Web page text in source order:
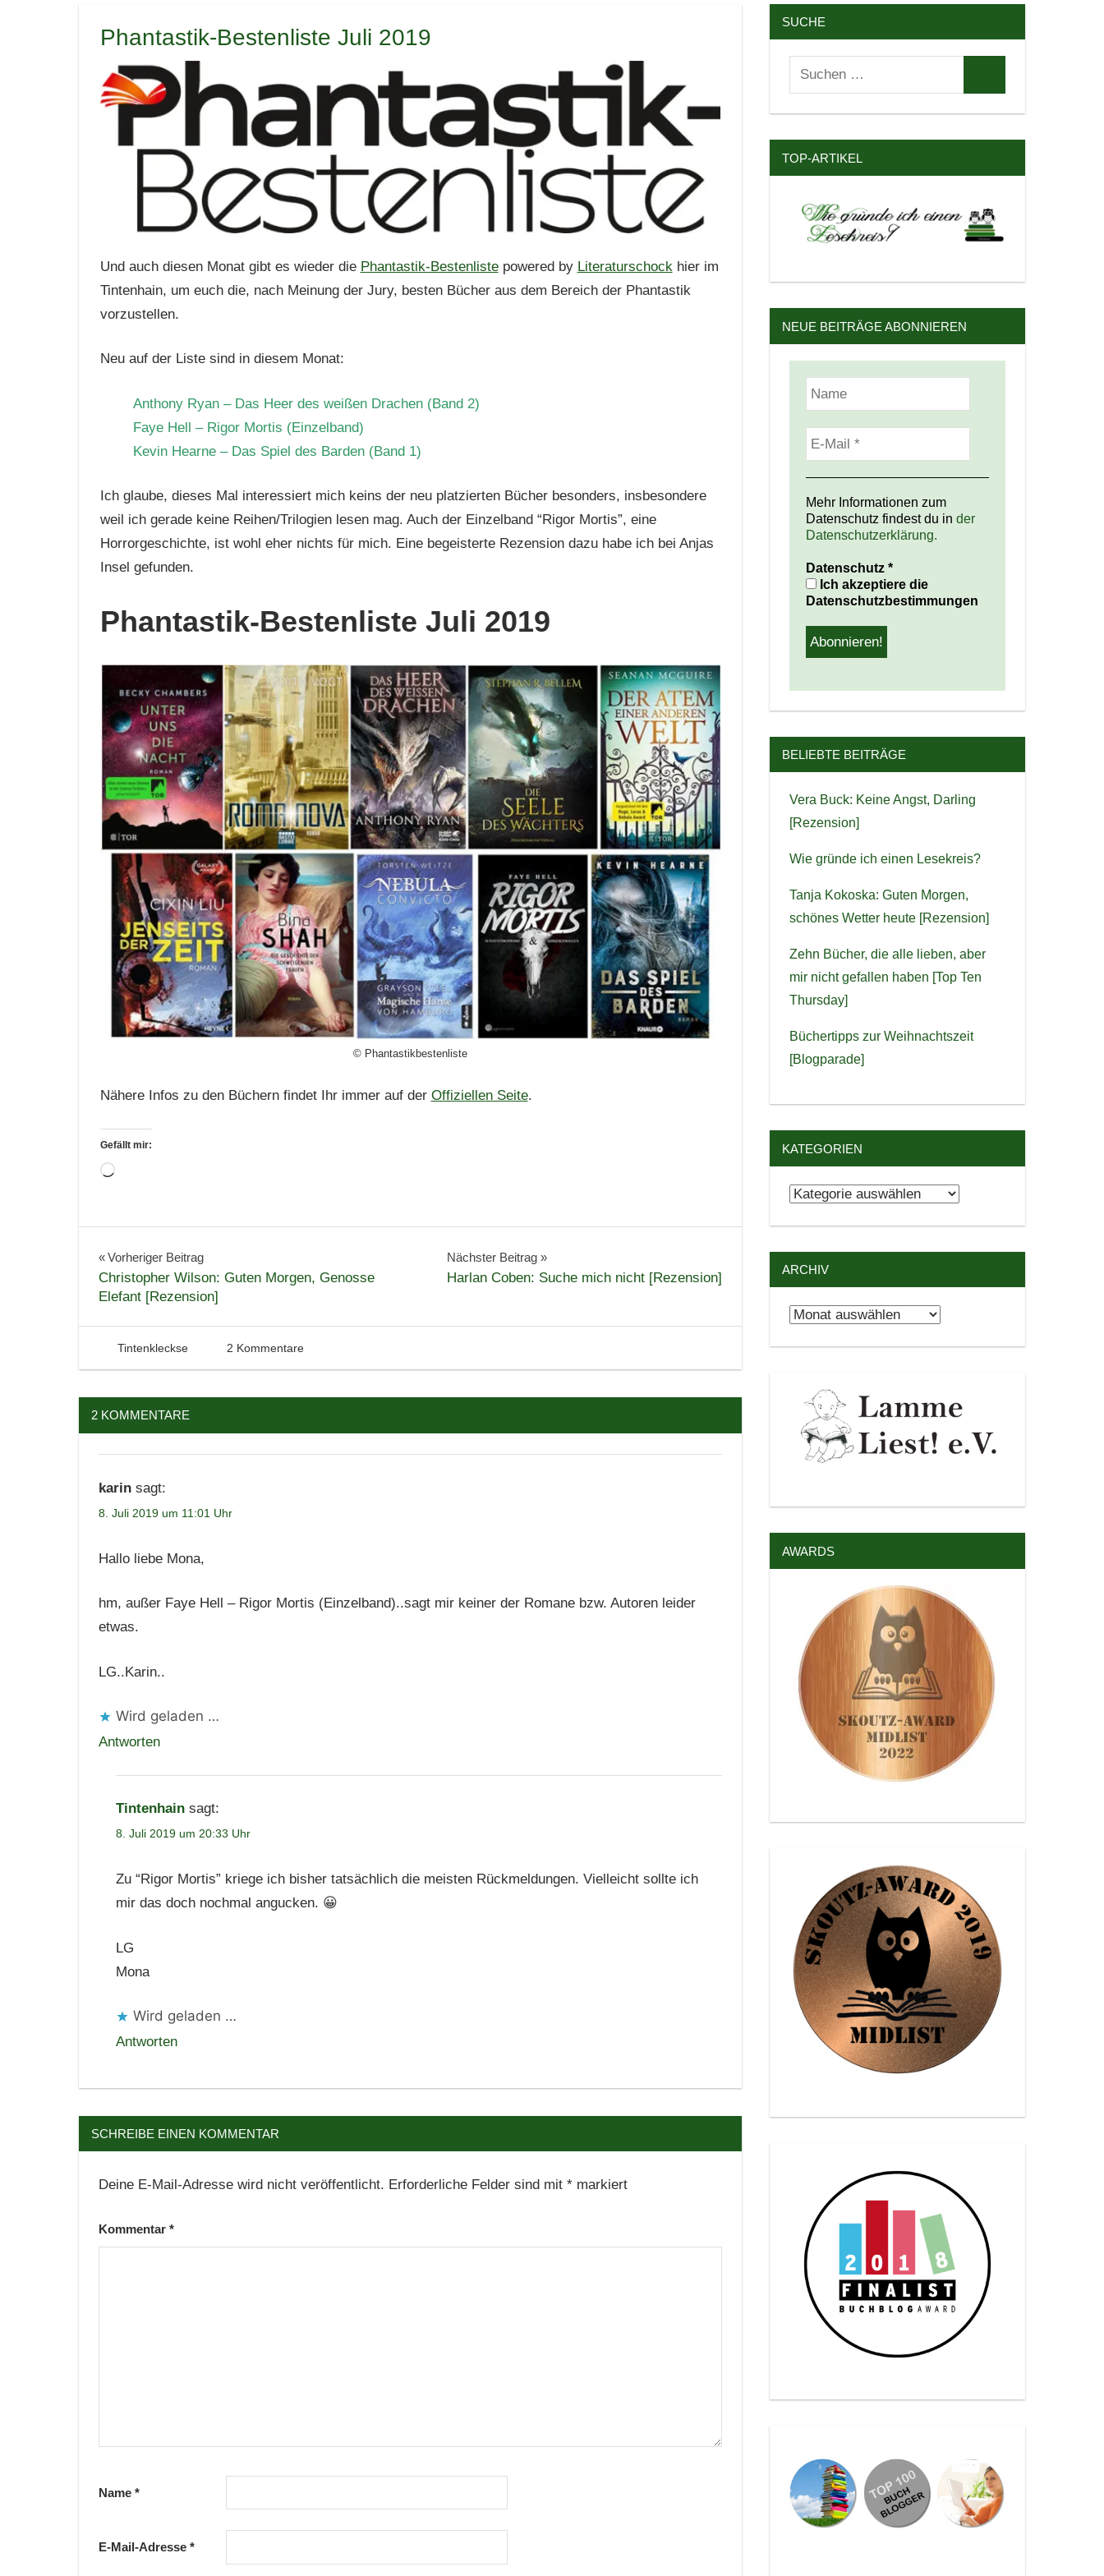
Phantastik-Bestenliste Juli 2019
Und auch diesen Monat gibt es wieder die Phantastik-Bestenlistepowered by Literaturschockhier im
Tintenhain, um euch die, nach Meinung der Jury, besten Bücher aus dem Bereich der Phantastik
vorzustellen.
Neu auf der Liste sind in diesem Monat:
Anthony Ryan – Das Heer des weißen Drachen (Band 2)
Faye Hell – Rigor Mortis (Einzelband)
Kevin Hearne – Das Spiel des Barden (Band 1)
Ich glaube, dieses Mal interessiert mich keins der neu platzierten Bücher besonders, insbesondere
weil ich gerade keine Reihen/Trilogien lesen mag. Auch der Einzelband “Rigor Mortis”, eine
Horrorgeschichte, ist wohl eher nichts für mich. Eine begeisterte Rezension dazu habe ich bei Anjas
Insel gefunden.
Phantastik-Bestenliste Juli 2019
© Phantastikbestenliste
Nähere Infos zu den Büchern findet Ihr immer auf der Offiziellen Seite.
Gefällt mir:
Wird
Bestenliste
Fantasy
Phantastik
Phantastik-
Science
Beitragsnavigation
Vorheriger Beitrag
Christopher Wilson: Guten Morgen, Genosse
Elefant [Rezension]
Nächster Beitrag
Harlan Coben: Suche mich nicht [Rezension]
7. Juli 2019
Tintenhain
Tintenkleckse 2 Kommentare
2 KOMMENTARE
karin sagt:
8. Juli 2019 um 11:01 Uhr
Hallo liebe Mona,
hm, außer Faye Hell – Rigor Mortis (Einzelband)..sagt mir keiner der Romane bzw. Autoren leider
etwas.
LG..Karin..
Wird geladen …
Antworten
Tintenhain sagt:
8. Juli 2019 um 20:33 Uhr
Zu “Rigor Mortis” kriege ich bisher tatsächlich die meisten Rückmeldungen. Vielleicht sollte ich
mir das doch nochmal angucken. 😀
LG
Mona
Wird geladen …
Antworten
SCHREIBE EINEN KOMMENTAR
Deine E-Mail-Adresse wird nicht veröffentlicht. Erforderliche Felder sind mit * markiert
Kommentar *
Name *
E-Mail-Adresse *
SUCHE
Suchen
nach:
TOP-ARTIKEL
NEUE BEITRÄGE ABONNIEREN
Mehr Informationen zum
Datenschutz findest du in der
Datenschutzerklärung.
Datenschutz *
Ich akzeptiere die
Datenschutzbestimmungen
BELIEBTE BEITRÄGE
Vera Buck: Keine Angst, Darling
[Rezension]
Wie gründe ich einen Lesekreis?
Tanja Kokoska: Guten Morgen,
schönes Wetter heute [Rezension]
Zehn Bücher, die alle lieben, aber
mir nicht gefallen haben [Top Ten
Thursday]
Büchertipps zur Weihnachtszeit
[Blogparade]
KATEGORIEN
Kategorien
ARCHIV
Archiv
AWARDS